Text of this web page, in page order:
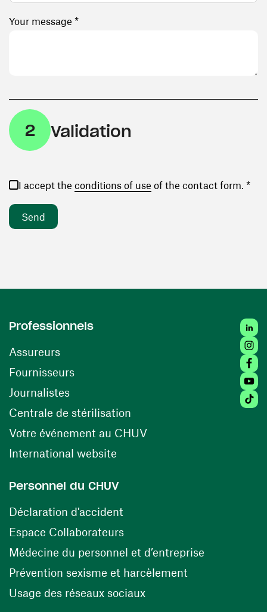
Your message *
2 Validation
I accept the conditions of use (opens in a new window)
of the contact form. *
Professionnels
Assureurs
Fournisseurs(opens in a new window)
Journalistes
Centrale de stérilisation (opens in a new window)
Votre événement au CHUV(opens in a new
International website
Personnel du CHUV
Déclaration d'accident
Espace Collaborateurs(opens in a new window)
Médecine du personnel et d’entreprise
Prévention sexisme et harcèlement
Usage des réseaux sociaux(opens in a new